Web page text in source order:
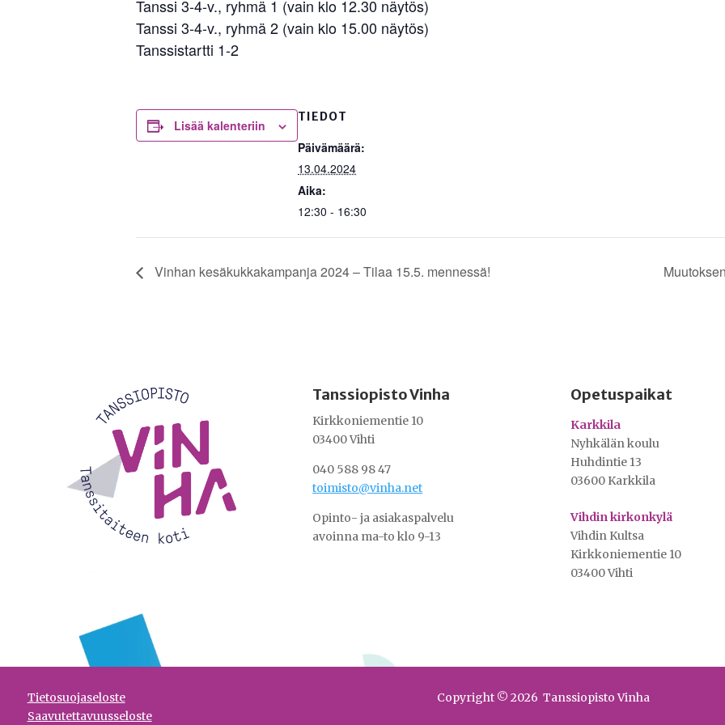
Tanssi 3-4-v., ryhmä 1 (vain klo 12.30 näytös)
Tanssi 3-4-v., ryhmä 2 (vain klo 15.00 näytös)
Tanssistartti 1-2
Lisää kalenteriin
TIEDOT
Päivämäärä:
13.04.2024
Aika:
12:30 - 16:30
Vinhan kesäkukkakampanja 2024 – Tilaa 15.5. mennessä!
Tanssiopisto Vinha
Kirkkoniementie 10
03400 Vihti
040 588 98 47
toimisto@vinha.net
Opinto- ja asiakaspalvelu
avoinna ma-to klo 9-13
Opetuspaikat
Karkkila
Nyhkälän koulu
Huhdintie 13
03600 Karkkila
Vihdin kirkonkylä
Vihdin Kultsa
Kirkkoniementie 10
03400 Vihti
Tietosuojaseloste
Saavutettavuusseloste
Copyright © 2026 Tanssiopisto Vinha